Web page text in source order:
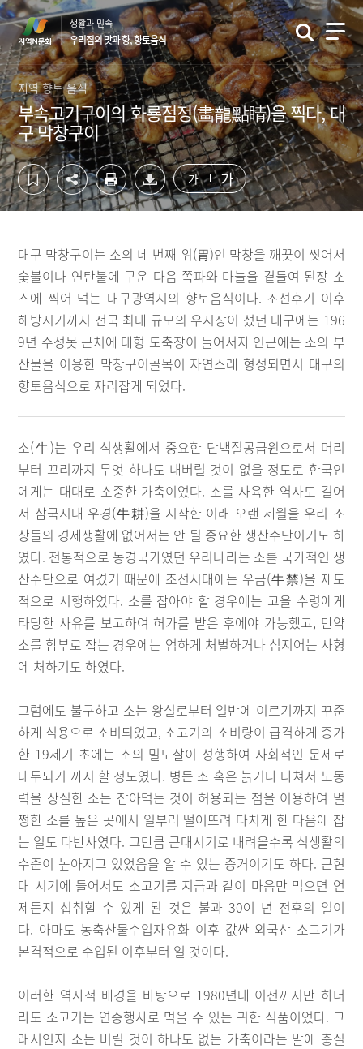
컨
텐
츠
영
역
바
로
가
기
하
단
영
역
바
로
가
기
생활과 민속
우리집의 맛과 향, 향토음식
지역 향토 음식
부속고기구이의 화룡점정(畵龍點睛)을 찍다, 대
구 막창구이
가 가
대구 막창구이는 소의 네 번째 위(胃)인 막창을 깨끗이 씻어서
숯불이나 연탄불에 구운 다음 쪽파와 마늘을 곁들여 된장 소
스에 찍어 먹는 대구광역시의 향토음식이다. 조선후기 이후
해방시기까지 전국 최대 규모의 우시장이 섰던 대구에는 196
9년 수성못 근처에 대형 도축장이 들어서자 인근에는 소의 부
산물을 이용한 막창구이골목이 자연스레 형성되면서 대구의
향토음식으로 자리잡게 되었다.
소(牛)는 우리 식생활에서 중요한 단백질공급원으로서 머리
부터 꼬리까지 무엇 하나도 내버릴 것이 없을 정도로 한국인
에게는 대대로 소중한 가축이었다. 소를 사육한 역사도 길어
서 삼국시대 우경(牛耕)을 시작한 이래 오랜 세월을 우리 조
상들의 경제생활에 없어서는 안 될 중요한 생산수단이기도 하
였다. 전통적으로 농경국가였던 우리나라는 소를 국가적인 생
산수단으로 여겼기 때문에 조선시대에는 우금(牛禁)을 제도
적으로 시행하였다. 소를 잡아야 할 경우에는 고을 수령에게
타당한 사유를 보고하여 허가를 받은 후에야 가능했고, 만약
소를 함부로 잡는 경우에는 엄하게 처벌하거나 심지어는 사형
에 처하기도 하였다.
그럼에도 불구하고 소는 왕실로부터 일반에 이르기까지 꾸준
하게 식용으로 소비되었고, 소고기의 소비량이 급격하게 증가
한 19세기 초에는 소의 밀도살이 성행하여 사회적인 문제로
대두되기 까지 할 정도였다. 병든 소 혹은 늙거나 다쳐서 노동
력을 상실한 소는 잡아먹는 것이 허용되는 점을 이용하여 멀
쩡한 소를 높은 곳에서 일부러 떨어뜨려 다치게 한 다음에 잡
는 일도 다반사였다. 그만큼 근대시기로 내려올수록 식생활의
수준이 높아지고 있었음을 알 수 있는 증거이기도 하다. 근현
대 시기에 들어서도 소고기를 지금과 같이 마음만 먹으면 언
제든지 섭취할 수 있게 된 것은 불과 30여 년 전후의 일이
다. 아마도 농축산물수입자유화 이후 값싼 외국산 소고기가
본격적으로 수입된 이후부터 일 것이다.
이러한 역사적 배경을 바탕으로 1980년대 이전까지만 하더
라도 소고기는 연중행사로 먹을 수 있는 귀한 식품이었다. 그
래서인지 소는 버릴 것이 하나도 없는 가축이라는 말에 충실